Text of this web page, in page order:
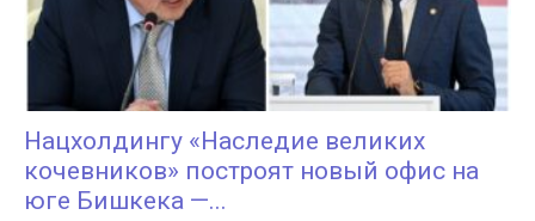
Нацхолдингу «Наследие великих
кочевников» построят новый офис на
юге Бишкека —...